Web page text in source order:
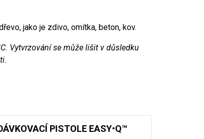
jako je zdivo, omítka, beton, kov.
Vytvrzování se může lišit v důsledku
PISTOLE EASY•Q™